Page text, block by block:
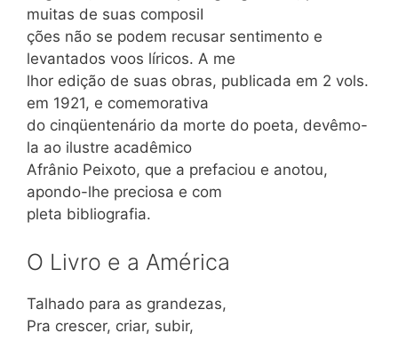
muitas de suas composiI
ções não se podem recusar sentimento e
levantados voos líricos. A me
lhor edição de suas obras, publicada em 2 vols.
em 1921, e comemorativa
do cinqüentenário da morte do poeta, devêmo-
la ao ilustre acadêmico
Afrânio Peixoto, que a prefaciou e anotou,
apondo-lhe preciosa e com
pleta bibliografia.
O Livro e a América
Talhado para as grandezas,
Pra crescer, criar, subir,